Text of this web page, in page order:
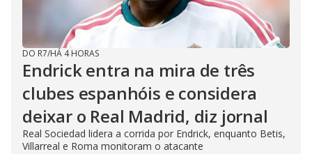
DO R7/HÁ 4 HORAS
Endrick entra na mira de três
clubes espanhóis e considera
deixar o Real Madrid, diz jornal
Real Sociedad lidera a corrida por Endrick, enquanto Betis,
Villarreal e Roma monitoram o atacante